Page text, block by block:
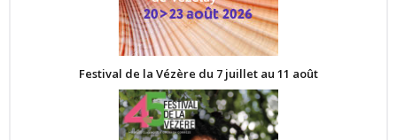
Festival de la Vézère du 7 juillet au 11 août